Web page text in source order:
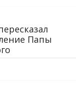
Папы